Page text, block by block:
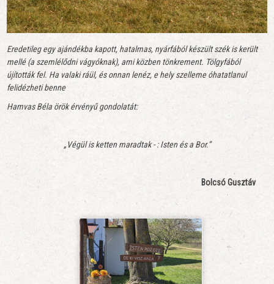
Eredetileg egy ajándékba kapott, hatalmas, nyárfából készült szék is került
mellé(a szemlélődni vágyóknak), ami közben tönkrement. Tölgyfából
újították fel. Ha valaki ráül, és onnan lenéz, e hely szelleme óhatatlanul
felidézheti benne
Hamvas Béla örök érvényű gondolatát:
„Végül is ketten maradtak - : Isten és a Bor.”
Bolcsó Gusztáv